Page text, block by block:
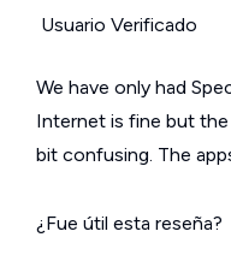
Usuario Verificado
We have only had
Internet is fine but
bit confusing. The
¿Fue útil esta reseña?